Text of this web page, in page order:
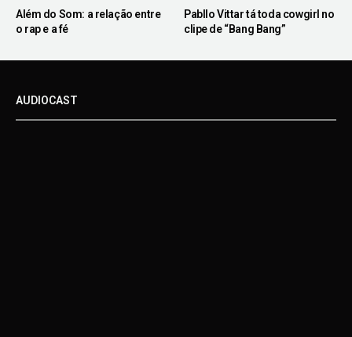
Além do Som: a relação entre
o rap e a fé
Pabllo Vittar tá toda cowgirl no
clipe de “Bang Bang”
AUDIOCAST